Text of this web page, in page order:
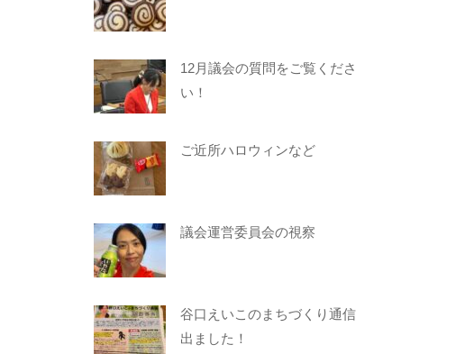
12月議会の質問をご覧くださ
い！
ご近所ハロウィンなど
議会運営委員会の視察
谷口えいこのまちづくり通信
出ました！